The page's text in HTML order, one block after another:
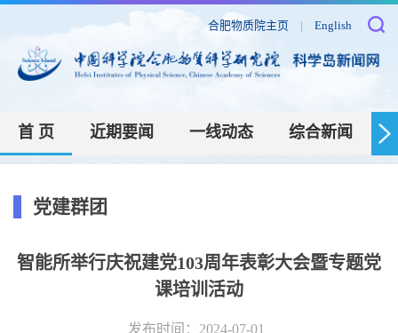
合肥物质院主页 | English
首 页 近期要闻 一线动态 综合新闻
党建群团
智能所举行庆祝建党103周年表彰大会暨专题党
课培训活动
发布时间：2024-07-01